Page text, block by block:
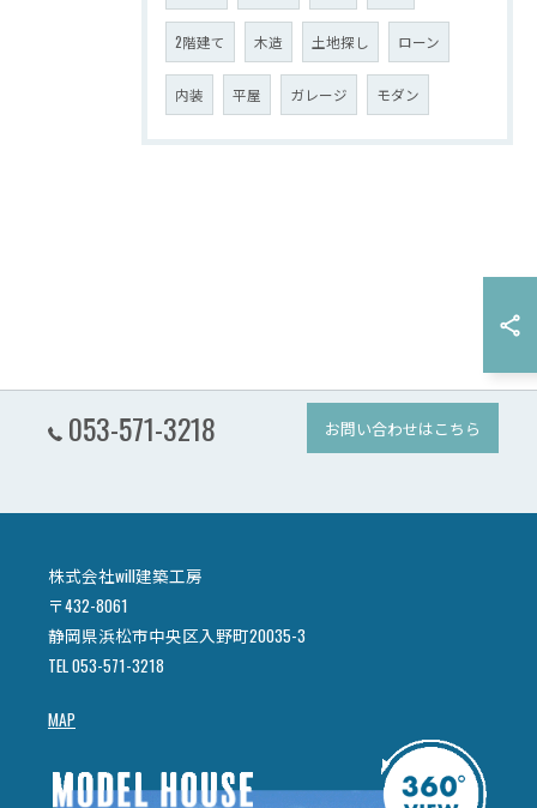
2階建て 木造 土地探し ローン
内装 平屋 ガレージ モダン
053-571-3218 お問い合わせはこちら
株式会社will建築工房
〒432-8061
静岡県浜松市中央区入野町20035-3
TEL 053-571-3218
MAP